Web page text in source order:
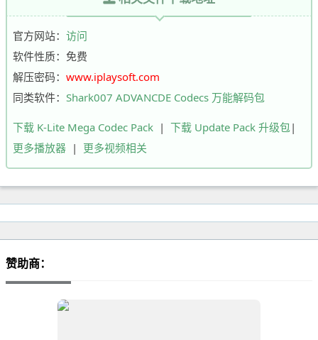
官方网站： 访问
软件性质：免费
解压密码： www.iplaysoft.com
同类软件： Shark007 ADVANCDE Codecs 万能解码包
下载 K-Lite Mega Codec Pack | 下载 Update Pack 升级包|
更多播放器 | 更多视频相关
赞助商：